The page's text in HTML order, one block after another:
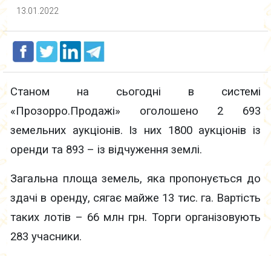
13.01.2022
Станом на сьогодні в системі
«Прозорро.Продажі» оголошено 2 693
земельних аукціонів. Із них 1800 аукціонів із
оренди та 893 – із відчуження землі.
Загальна площа земель, яка пропонується до
здачі в оренду, сягає майже 13 тис. га. Вартість
таких лотів – 66 млн грн. Торги організовують
283 учасники.